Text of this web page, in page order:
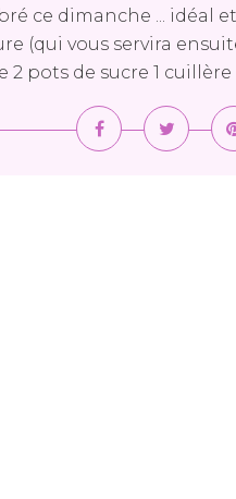
ce dimanche ...
(qui vous servira
2 pots de sucre 1